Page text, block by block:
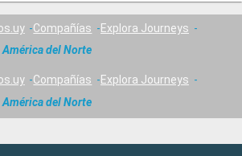
Compañías
Explora Journeys
América del Norte
Compañías
Explora Journeys
América del Norte